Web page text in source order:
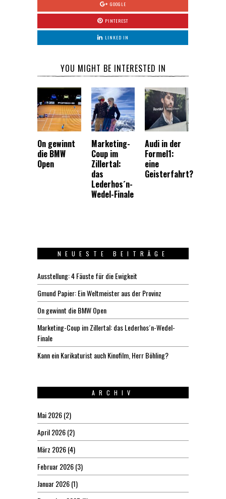
GOOGLE
PINTEREST
LINKED IN
YOU MIGHT BE INTERESTED IN
On gewinnt
die BMW
Open
Marketing-
Coup im
Zillertal:
das
Lederhos´n-
Wedel-Finale
Audi in der
Formel1:
eine
Geisterfahrt?
NEUESTE BEITRÄGE
Ausstellung: 4 Fäuste für die Ewigkeit
Gmund Papier: Ein Weltmeister aus der Provinz
On gewinnt die BMW Open
Marketing-Coup im Zillertal: das Lederhos´n-Wedel-
Finale
Kann ein Karikaturist auch Kinofilm, Herr Böhling?
ARCHIV
Mai 2026(2)
April 2026(2)
März 2026(4)
Februar 2026(3)
Januar 2026(1)